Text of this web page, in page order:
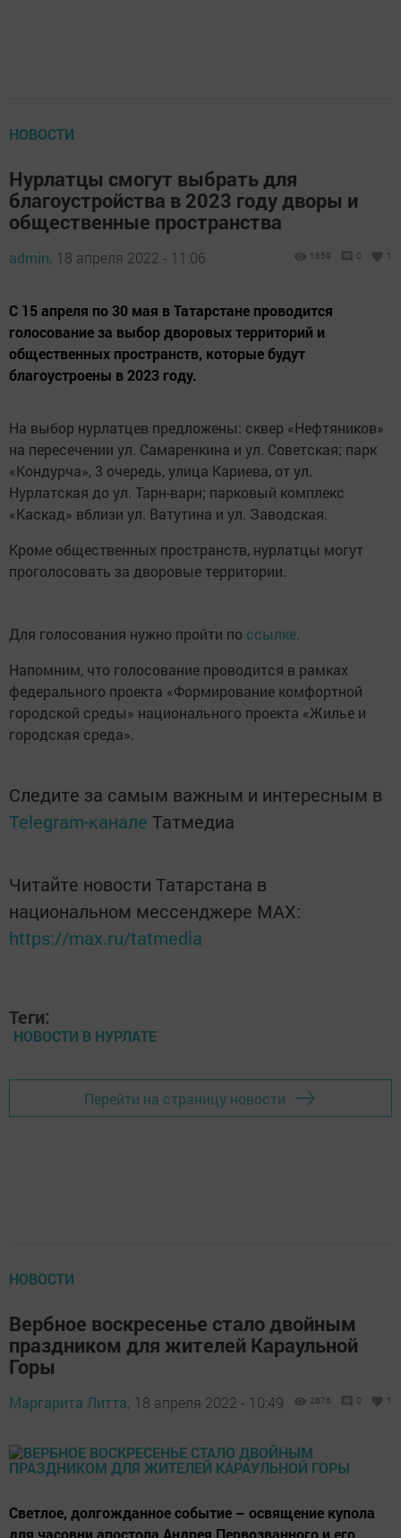
НОВОСТИ
Нурлатцы смогут выбрать для
благоустройства в 2023 году дворы и
общественные пространства
admin, 18 апреля 2022 - 11:06 1859 0 1
С 15 апреля по 30 мая в Татарстане проводится
голосование за выбор дворовых территорий и
общественных пространств, которые будут
благоустроены в 2023 году.
На выбор нурлатцев предложены: сквер «Нефтяников»
на пересечении ул. Самаренкина и ул. Советская; парк
«Кондурча», 3 очередь, улица Кариева, от ул.
Нурлатская до ул. Тарн-варн; парковый комплекс
«Каскад» вблизи ул. Ватутина и ул. Заводская.
Кроме общественных пространств, нурлатцы могут
проголосовать за дворовые территории.
Для голосования нужно пройти по ссылке.
Напомним, что голосование проводится в рамках
федерального проекта «Формирование комфортной
городской среды» национального проекта «Жилье и
городская среда».
Следите за самым важным и интересным в
Telegram-канале Татмедиа
Читайте новости Татарстана в
национальном мессенджере MАХ:
https://max.ru/tatmedia
Теги:
НОВОСТИ В НУРЛАТЕ
Перейти на страницу новости
НОВОСТИ
Вербное воскресенье стало двойным
праздником для жителей Караульной
Горы
Маргарита Литта, 18 апреля 2022 - 10:49 2676 0 1
Светлое, долгожданное событие – освящение купола
для часовни апостола Андрея Первозванного и его